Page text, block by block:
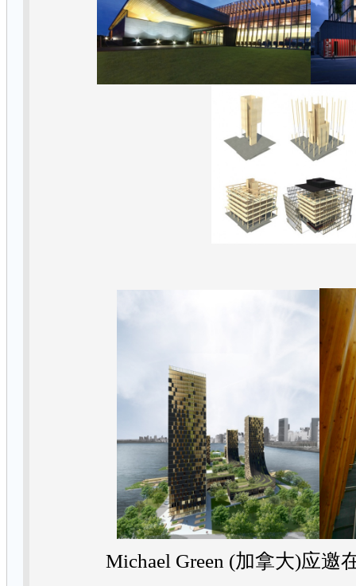
Michael Green (加拿大)应邀